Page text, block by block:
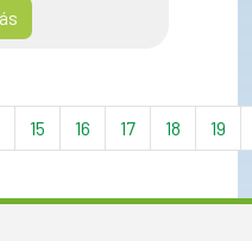
15 16 17 18 19